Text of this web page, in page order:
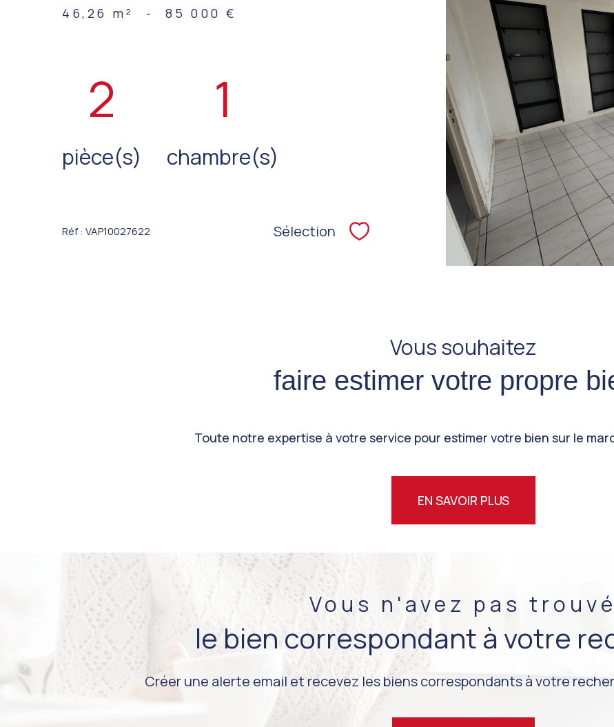
46,26 m² - 85 000 €
2
pièce(s)
1
chambre(s)
Réf : VAP10027622 Sélection Sélectionner
Vous souhaitez
faire estimer votre propre
Toute notre expertise à votre service pour estimer votre bien sur le
EN SAVOIR PLUS
Vous n'avez pas trouvé
le bien correspondant à votre
Créer une alerte email et recevez les biens correspondants à votre